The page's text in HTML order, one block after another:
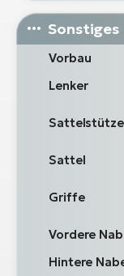
Sonstiges
Vorbau
Lenker
Sattelstütze
Sattel
Griffe
Vordere
Hintere